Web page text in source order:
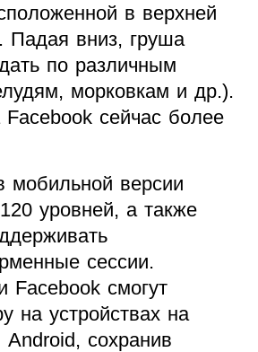
в верхней
Падая вниз, груша
по различным
морковкам и др.).
Facebook сейчас более
мобильной версии
уровней, а также
сессии.
Facebook смогут
на устройствах на
Android, сохранив